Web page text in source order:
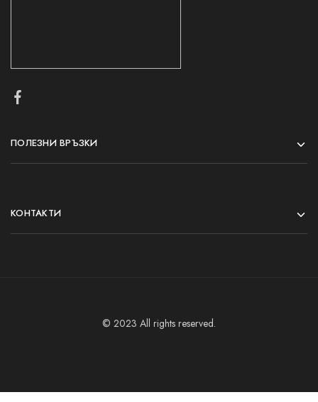
ПОЛЕЗНИ ВРЪЗКИ
КОНТАКТИ
© 2023 All rights reserved.